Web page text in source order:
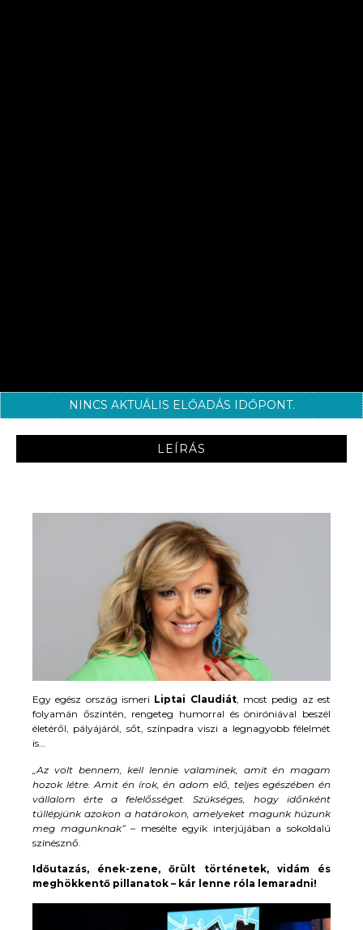
NINCS AKTUÁLIS ELŐADÁS IDŐPONT.
LEÍRÁS
Egy egész ország ismeri Liptai Claudiát, most pedig az est
folyamán őszintén, rengeteg humorral és öniróniával beszél
életéről, pályájáról, sőt, színpadra viszi a legnagyobb félelmét
is…
„Az volt bennem, kell lennie valaminek, amit én magam
hozok létre. Amit én írok, én adom elő, teljes egészében én
vállalom érte a felelősséget. Szükséges, hogy időnként
túllépjünk azokon a határokon, amelyeket magunk húzunk
meg magunknak”– mesélte egyik interjújában a sokoldalú
színésznő.
Időutazás, ének-zene, őrült történetek, vidám és
meghökkentő pillanatok – kár lenne róla lemaradni!